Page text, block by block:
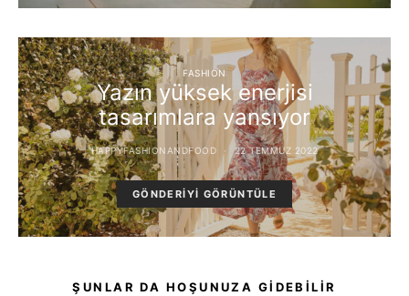
FASHION
Yazın yüksek enerjisi
tasarımlara yansıyor
HAPPYFASHIONANDFOOD 22 TEMMUZ 2022
GÖNDERIYI GÖRÜNTÜLE
ŞUNLAR DA HOŞUNUZA GIDEBILIR